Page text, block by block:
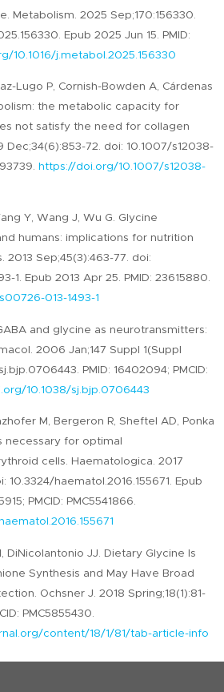
Metabolism. 2025 Sep;170:156330.
Epub 2025 Jun 15. PMID:
10.1016/j.metabol.2025.156330
Lugo P, Cornish-Bowden A, Cárdenas
the metabolic capacity for
not satisfy the need for collagen
Dec;34(6):853-72. doi: 10.1007/s12038-
https://doi.org/10.1007/s12038-
Y, Wang J, Wu G. Glycine
humans: implications for nutrition
2013 Sep;45(3):463-77. doi:
1. Epub 2013 Apr 25. PMID: 23615880.
013-1493-1
and glycine as neurotransmitters:
2006 Jan;147 Suppl 1(Suppl
PMID: 16402094; PMCID:
10.1038/sj.bjp.0706443
M, Bergeron R, Sheftel AD, Ponka
necessary for optimal
cells. Haematologica. 2017
10.3324/haematol.2016.155671. Epub
PMCID: PMC5541866.
DiNicolantonio JJ. Dietary Glycine Is
Synthesis and May Have Broad
Ochsner J. 2018 Spring;18(1):81-
PMC5855430.
content/18/1/81/tab-article-info